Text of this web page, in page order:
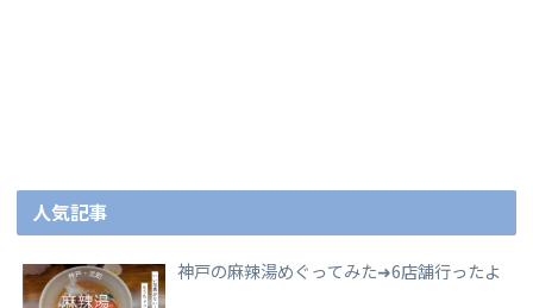
人気記事
神戸の麻辣湯めぐってみた➜6店舗行ったよ